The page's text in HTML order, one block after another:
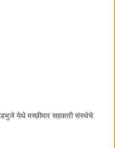
येथे मच्छीमार सहकारी संस्थेचे